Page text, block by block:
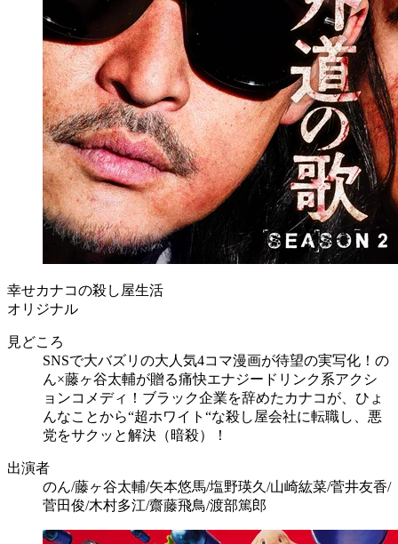
幸せカナコの殺し屋生活
オリジナル
見どころ
SNSで大バズリの大人気4コマ漫画が待望の実写化！の
ん×藤ヶ谷太輔が贈る痛快エナジードリンク系アクシ
ョンコメディ！ブラック企業を辞めたカナコが、ひょ
んなことから“超ホワイト“な殺し屋会社に転職し、悪
党をサクッと解決（暗殺）！
出演者
のん/藤ヶ谷太輔/矢本悠馬/塩野瑛久/山崎紘菜/菅井友香/
菅田俊/木村多江/齋藤飛鳥/渡部篤郎